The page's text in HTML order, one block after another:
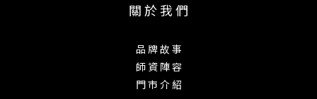
關 於 我 們
品 牌 故 事
師 資 陣 容
門 市 介 紹